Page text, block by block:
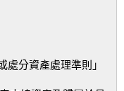
處分資產處理準則」